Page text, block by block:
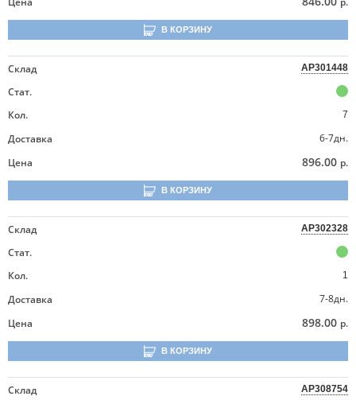
В КОРЗИНУ
Склад AP301448
Стат.
Кол.
7
Доставка
6-7дн.
Цена
896.00 р.
В КОРЗИНУ
Склад AP302328
Стат.
Кол.
1
Доставка
7-8дн.
Цена
898.00 р.
В КОРЗИНУ
Склад AP308754